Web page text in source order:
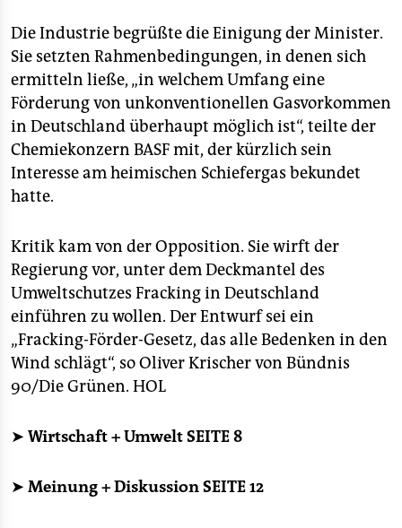
Die Industrie begrüßte die Einigung der Minister.
Sie setzten Rahmenbedingungen, in denen sich
ermitteln ließe, „in welchem Umfang eine
Förderung von unkonventionellen Gasvorkommen
in Deutschland überhaupt möglich ist“, teilte der
Chemiekonzern BASF mit, der kürzlich sein
Interesse am heimischen Schiefergas bekundet
hatte.
Kritik kam von der Opposition. Sie wirft der
Regierung vor, unter dem Deckmantel des
Umweltschutzes Fracking in Deutschland
einführen zu wollen. Der Entwurf sei ein
„Fracking-Förder-Gesetz, das alle Bedenken in den
Wind schlägt“, so Oliver Krischer von Bündnis
90/Die Grünen. HOL
➤ Wirtschaft + Umwelt SEITE 8
➤ Meinung + Diskussion SEITE 12